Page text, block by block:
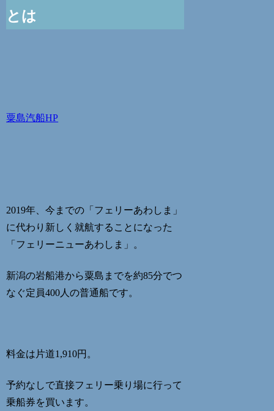
とは
粟島汽船HP
2019年、今までの「フェリーあわしま」
に代わり新しく就航することになった
「フェリーニューあわしま」。
新潟の岩船港から粟島までを約85分でつ
なぐ定員400人の普通船です。
料金は 片道1,910円 。
予約なしで直接フェリー乗り場に行って
乗船券を買います。